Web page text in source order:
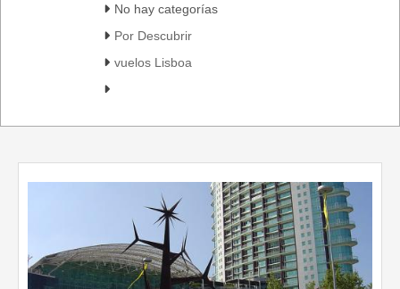
No hay categorías
Por Descubrir
vuelos Lisboa